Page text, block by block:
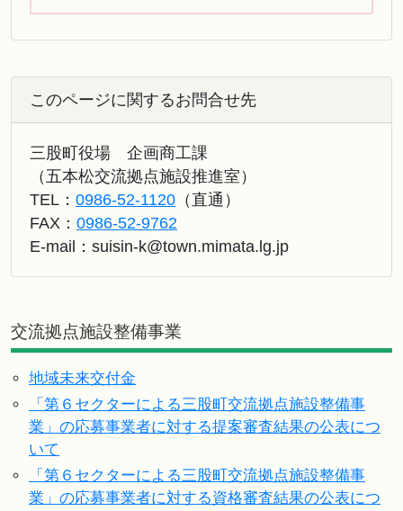
このページに関するお問合せ先
三股町役場 企画商工課
（五本松交流拠点施設推進室）
TEL： 0986-52-1120 （直通）
FAX： 0986-52-9762
E-mail： suisin-k@town.mimata.lg.jp
交流拠点施設整備事業
地域未来交付金
「第６セクターによる三股町交流拠点施設整備事
業」の応募事業者に対する提案審査結果の公表につ
いて
「第６セクターによる三股町交流拠点施設整備事
業」の応募事業者に対する資格審査結果の公表につ